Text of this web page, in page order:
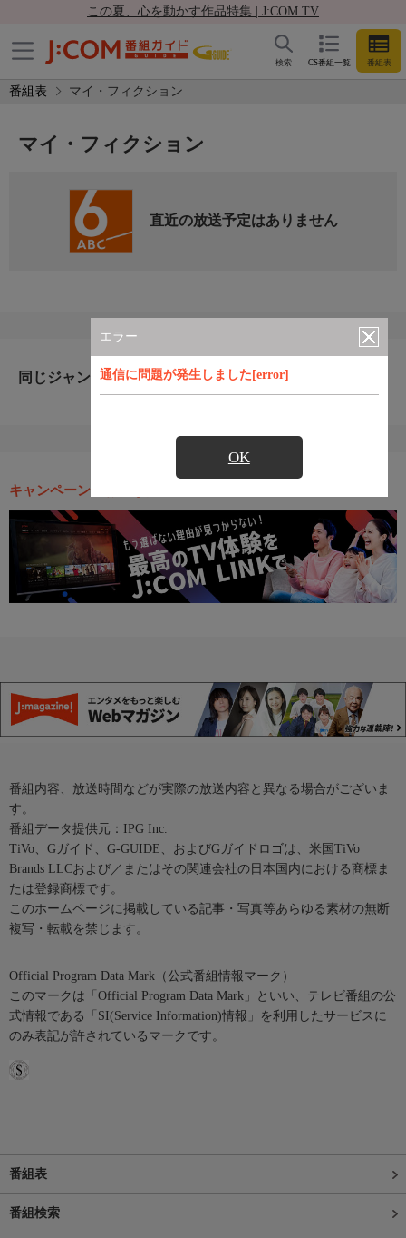
この夏、心を動かす作品特集 | J:COM TV
CS番組一覧 番組表
検索
番組表 マイ・フィクション
エラー
通信に問題が発生しました[error]
OK
マイ・フィクション
直近の放送予定はありません
同じジャンルのおすすめ番組
キャンペーン・お得な情報
番組内容、放送時間などが実際の放送内容と異なる場合がございま
す。
番組データ提供元：IPG Inc.
TiVo、Gガイド、G-GUIDE、およびGガイドロゴは、米国TiVo
Brands LLCおよび／またはその関連会社の日本国内における商標ま
たは登録商標です。
このホームページに掲載している記事・写真等あらゆる素材の無断
複写・転載を禁じます。
Official Program Data Mark（公式番組情報マーク）
このマークは「Official Program Data Mark」といい、テレビ番組の公
式情報である「SI(Service Information)情報」を利用したサービスに
のみ表記が許されているマークです。
番組表
番組検索